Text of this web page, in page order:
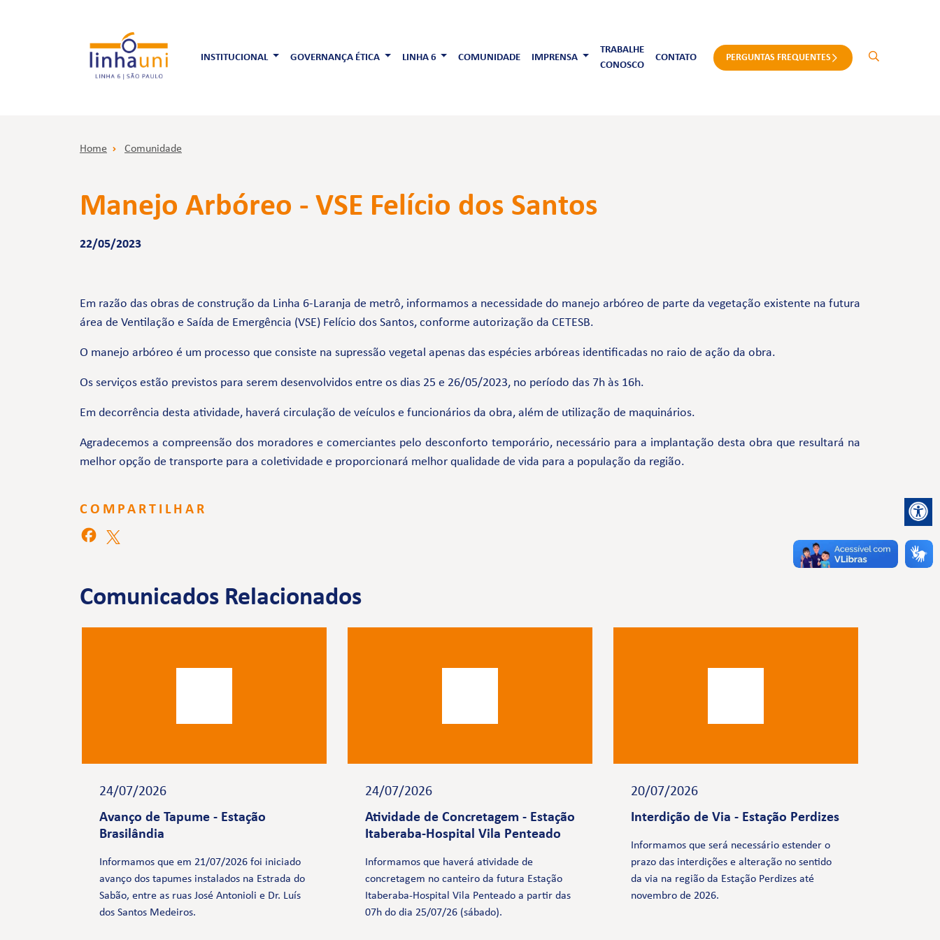
INSTITUCIONAL GOVERNANÇA ÉTICA LINHA 6 COMUNIDADE IMPRENSA
TRABALHE
CONOSCO
CONTATO PERGUNTAS FREQUENTES
Home Comunidade
Manejo Arbóreo - VSE Felício dos Santos
22/05/2023
Em razão das obras de construção da Linha 6-Laranja de metrô, informamos a necessidade do manejo arbóreo de parte da vegetação existente na futura
área de Ventilação e Saída de Emergência (VSE) Felício dos Santos, conforme autorização da CETESB.
O manejo arbóreo é um processo que consiste na supressão vegetal apenas das espécies arbóreas identificadas no raio de ação da obra.
Os serviços estão previstos para serem desenvolvidos entre os dias 25 e 26/05/2023, no período das 7h às 16h.
Em decorrência desta atividade, haverá circulação de veículos e funcionários da obra, além de utilização de maquinários.
Agradecemos a compreensão dos moradores e comerciantes pelo desconforto temporário, necessário para a implantação desta obra que resultará na
melhor opção de transporte para a coletividade e proporcionará melhor qualidade de vida para a população da região.
COMPARTILHAR
Comunicados Relacionados
24/07/2026
Avanço de Tapume - Estação
Brasilândia
Informamos que em 21/07/2026 foi iniciado
avanço dos tapumes instalados na Estrada do
Sabão, entre as ruas José Antonioli e Dr. Luís
dos Santos Medeiros.
24/07/2026
Atividade de Concretagem - Estação
Itaberaba-Hospital Vila Penteado
Informamos que haverá atividade de
concretagem no canteiro da futura Estação
Itaberaba-Hospital Vila Penteado a partir das
07h do dia 25/07/26 (sábado).
20/07/2026
Interdição de Via - Estação Perdizes
Informamos que será necessário estender o
prazo das interdições e alteração no sentido
da via na região da Estação Perdizes até
novembro de 2026.